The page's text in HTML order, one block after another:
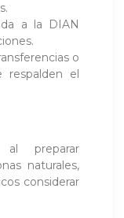
a la DIAN
o
respalden el
preparar
naturales,
considerar